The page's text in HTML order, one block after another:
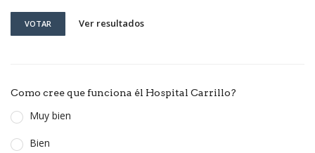
VOTAR Ver resultados
Como cree que funciona él Hospital Carrillo?
Muy bien
Bien